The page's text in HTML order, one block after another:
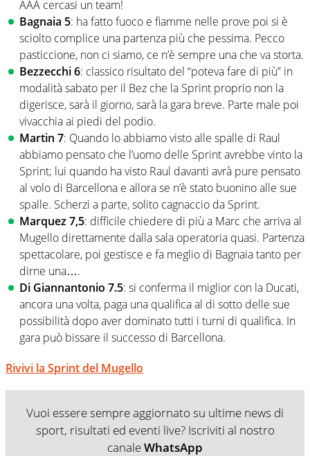
AAA cercasi un team!
Bagnaia 5: ha fatto fuoco e fiamme nelle prove poi si è
sciolto complice una partenza più che pessima. Pecco
pasticcione, non ci siamo, ce n’è sempre una che va storta.
Bezzecchi 6: classico risultato del “poteva fare di più” in
modalità sabato per il Bez che la Sprint proprio non la
digerisce, sarà il giorno, sarà la gara breve. Parte male poi
vivacchia ai piedi del podio.
Martin 7: Quando lo abbiamo visto alle spalle di Raul
abbiamo pensato che l’uomo delle Sprint avrebbe vinto la
Sprint; lui quando ha visto Raul davanti avrà pure pensato
al volo di Barcellona e allora se n’è stato buonino alle sue
spalle. Scherzi a parte, solito cagnaccio da Sprint.
Marquez 7,5: difficile chiedere di più a Marc che arriva al
Mugello direttamente dalla sala operatoria quasi. Partenza
spettacolare, poi gestisce e fa meglio di Bagnaia tanto per
dirne una….
Di Giannantonio 7.5: si conferma il miglior con la Ducati,
ancora una volta, paga una qualifica al di sotto delle sue
possibilità dopo aver dominato tutti i turni di qualifica. In
gara può bissare il successo di Barcellona.
Rivivi la Sprint del Mugello
Vuoi essere sempre aggiornato su ultime news di
sport, risultati ed eventi live? Iscriviti al nostro
canaleWhatsApp